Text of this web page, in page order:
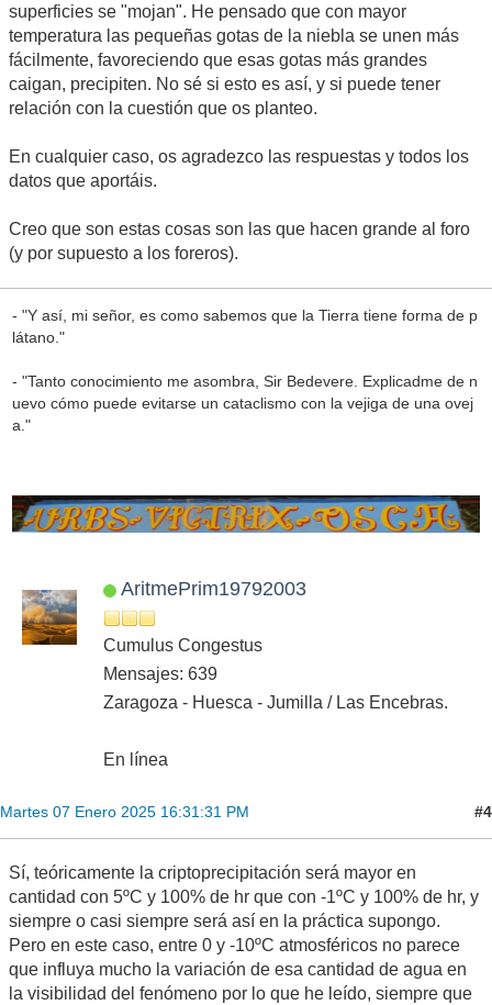
superficies se "mojan". He pensado que con mayor
temperatura las pequeñas gotas de la niebla se unen más
fácilmente, favoreciendo que esas gotas más grandes
caigan, precipiten. No sé si esto es así, y si puede tener
relación con la cuestión que os planteo.
En cualquier caso, os agradezco las respuestas y todos los
datos que aportáis.
Creo que son estas cosas son las que hacen grande al foro
(y por supuesto a los foreros).
- "Y así, mi señor, es como sabemos que la Tierra tiene forma de p
látano."
- "Tanto conocimiento me asombra, Sir Bedevere. Explicadme de n
uevo cómo puede evitarse un cataclismo con la vejiga de una ovej
a."
AritmePrim19792003
Cumulus Congestus
Mensajes: 639
Zaragoza - Huesca - Jumilla / Las Encebras.
En línea
Martes 07 Enero 2025 16:31:31 PM #4
Sí, teóricamente la criptoprecipitación será mayor en
cantidad con 5ºC y 100% de hr que con -1ºC y 100% de hr, y
siempre o casi siempre será así en la práctica supongo.
Pero en este caso, entre 0 y -10ºC atmosféricos no parece
que influya mucho la variación de esa cantidad de agua en
la visibilidad del fenómeno por lo que he leído, siempre que